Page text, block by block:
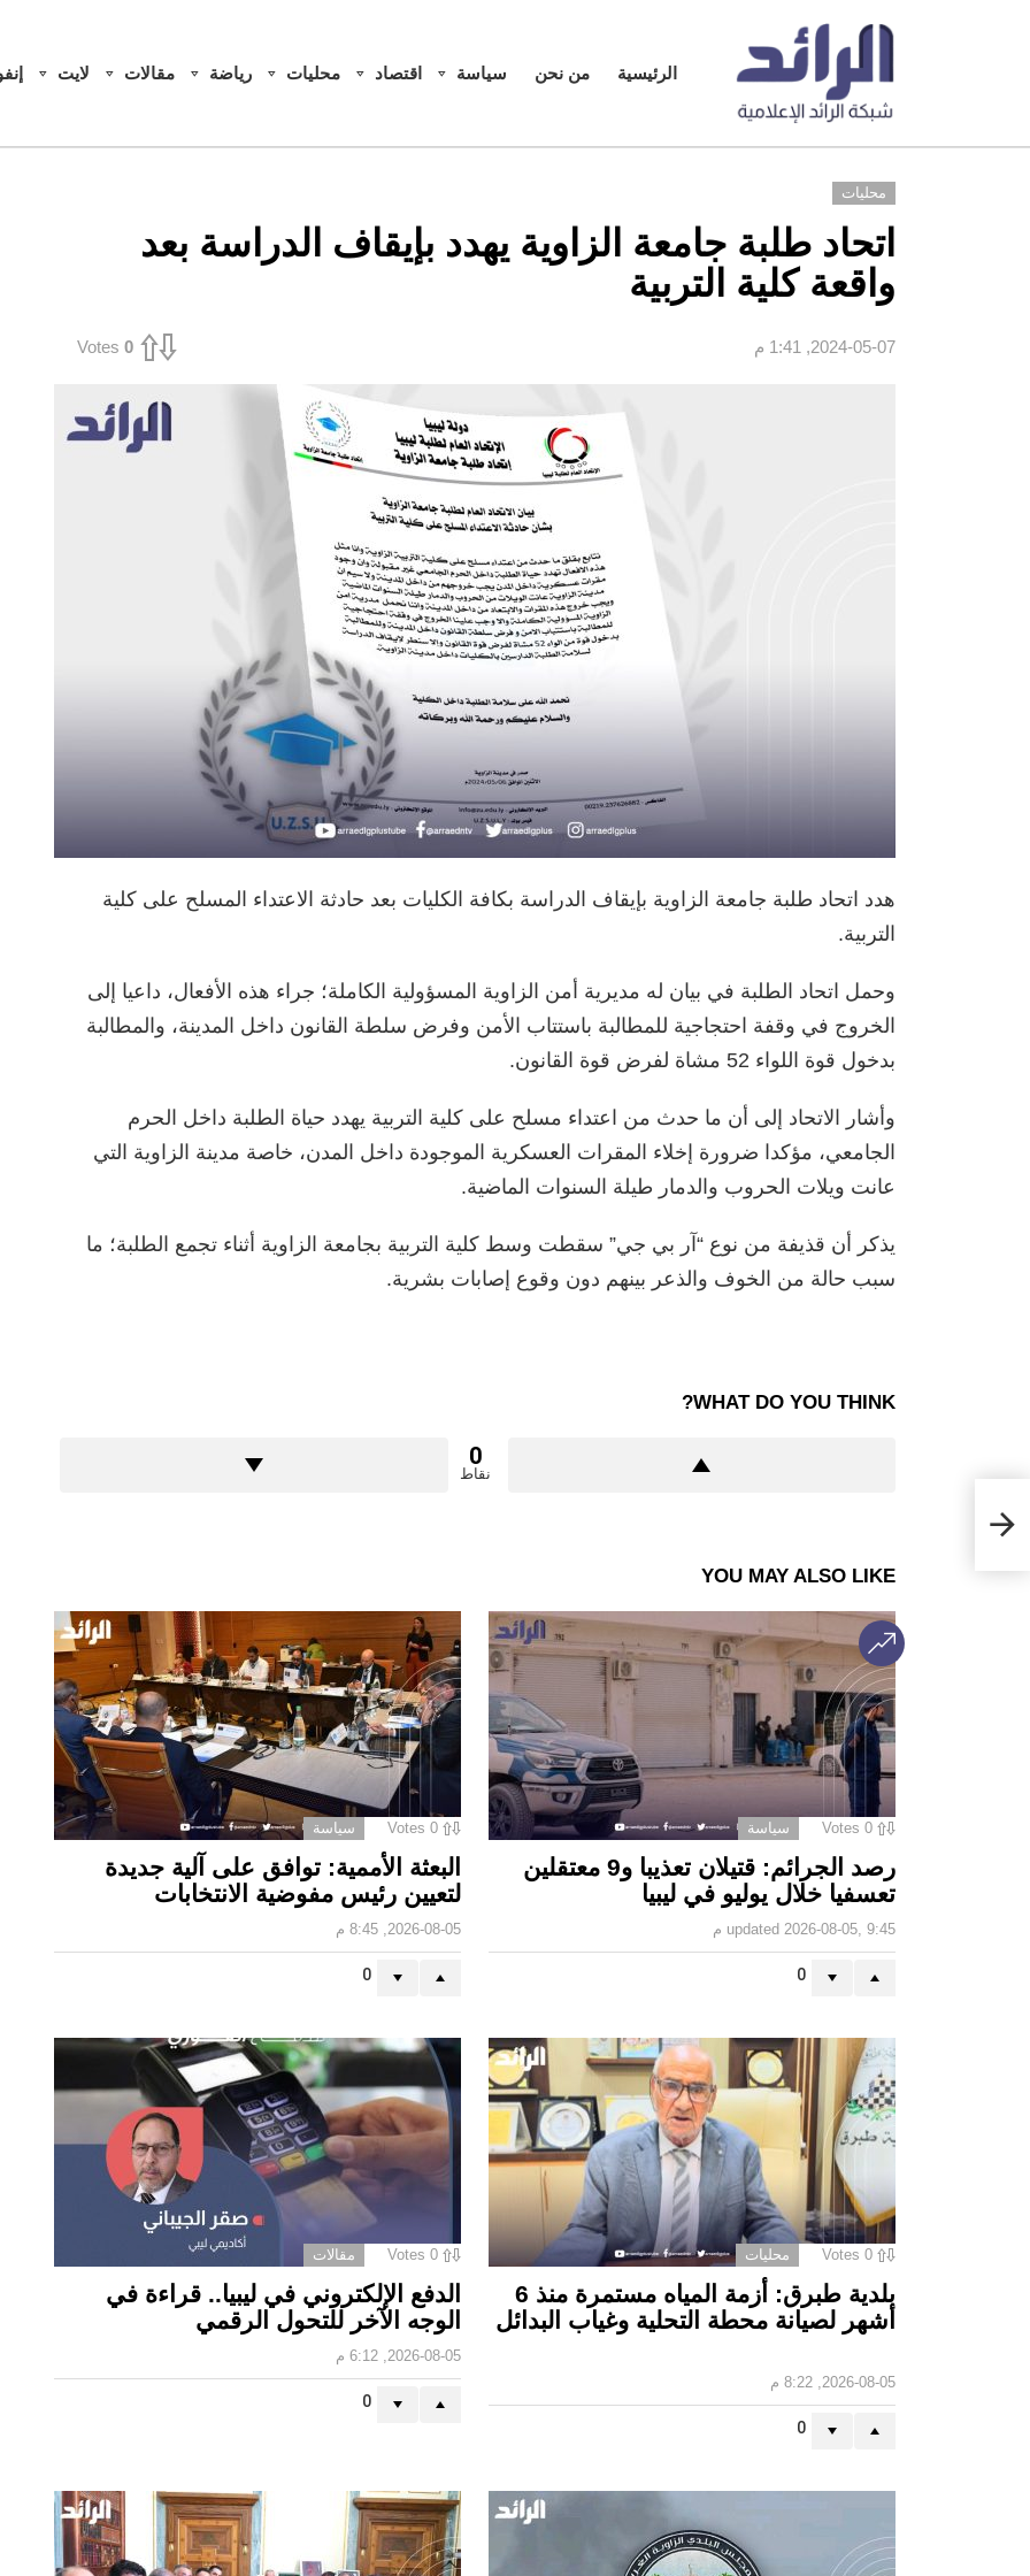
الرئيسية من نحن سياسة اقتصاد محليات رياضة مقالات لايت
محليات
اتحاد طلبة جامعة الزاوية يهدد بإيقاف الدراسة بعد
واقعة كلية التربية
2024-05-07, 1:41 م 0
Votes
هدد اتحاد طلبة جامعة الزاوية بإيقاف الدراسة بكافة الكليات بعد حادثة الاعتداء المسلح على كلية
التربية.
وحمل اتحاد الطلبة في بيان له مديرية أمن الزاوية المسؤولية الكاملة؛ جراء هذه الأفعال، داعيا إلى
الخروج في وقفة احتجاجية للمطالبة باستتاب الأمن وفرض سلطة القانون داخل المدينة، والمطالبة
بدخول قوة اللواء 52 مشاة لفرض قوة القانون.
وأشار الاتحاد إلى أن ما حدث من اعتداء مسلح على كلية التربية يهدد حياة الطلبة داخل الحرم
الجامعي، مؤكدا ضرورة إخلاء المقرات العسكرية الموجودة داخل المدن، خاصة مدينة الزاوية التي
عانت ويلات الحروب والدمار طيلة السنوات الماضية.
يذكر أن قذيفة من نوع “آر بي جي” سقطت وسط كلية التربية بجامعة الزاوية أثناء تجمع الطلبة؛ ما
سبب حالة من الخوف والذعر بينهم دون وقوع إصابات بشرية.
WHAT DO YOU THINK?
0
نقاط
YOU MAY ALSO LIKE
0
Votes سياسة
رصد الجرائم: قتيلان تعذيبا و9 معتقلين
تعسفيا خلال يوليو في ليبيا
updated 2026-08-05, 9:45 م
0
0
Votes سياسة
البعثة الأممية: توافق على آلية جديدة
لتعيين رئيس مفوضية الانتخابات
2026-08-05, 8:45 م
0
0
Votes محليات
بلدية طبرق: أزمة المياه مستمرة منذ 6
أشهر لصيانة محطة التحلية وغياب البدائل ‏
2026-08-05, 8:22 م
0
0
Votes مقالات
الدفع الإلكتروني في ليبيا.. قراءة في
الوجه الآخر للتحول الرقمي ‏
2026-08-05, 6:12 م
0